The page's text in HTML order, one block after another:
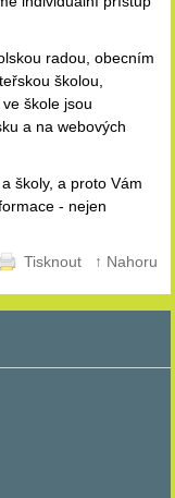
radou, obecním
školou,
škole jsou
a na webových
školy, a proto Vám
- nejen
Tisknout ↑ Nahoru